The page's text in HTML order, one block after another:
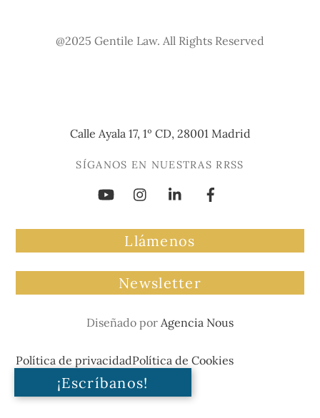
@2025 Gentile Law. All Rights Reserved
Calle Ayala 17, 1º CD, 28001 Madrid
SÍGANOS EN NUESTRAS RRSS
Llámenos
Newsletter
Diseñado por Agencia Nous
Política de privacidadPolítica de Cookies
¡Escríbanos!